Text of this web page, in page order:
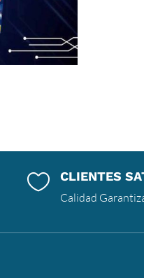
 CLIENTES
Calidad